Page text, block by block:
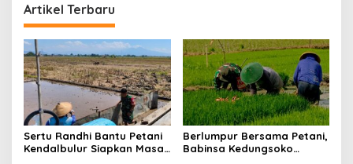
Artikel Terbaru
Sertu Randhi Bantu Petani
Kendalbulur Siapkan Masa
Berlumpur Bersama Petani,
Babinsa Kedungsoko